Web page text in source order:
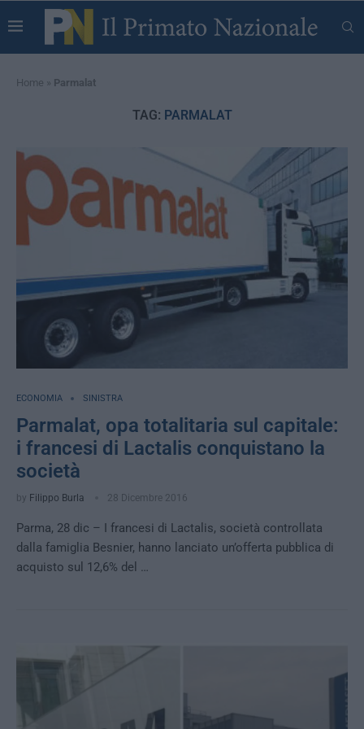
Home » Parmalat
TAG: PARMALAT
ECONOMIA SINISTRA
Parmalat, opa totalitaria sul capitale:
i francesi di Lactalis conquistano la
società
by Filippo Burla 28 Dicembre 2016
Parma, 28 dic – I francesi di Lactalis, società controllata
dalla famiglia Besnier, hanno lanciato un’offerta pubblica di
acquisto sul 12,6% del …